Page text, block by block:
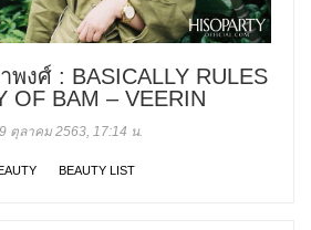
งศ์ : BASICALLY RULES
OF BAM – VEERIN
9 ตุลาคม 2563, 17:14 น.
BEAUTY LIST